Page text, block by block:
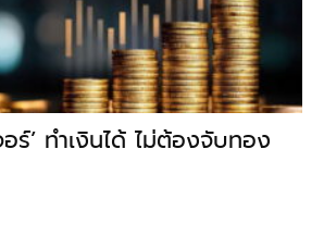
ร์’ ทำเงินได้ ไม่ต้องจับทอง